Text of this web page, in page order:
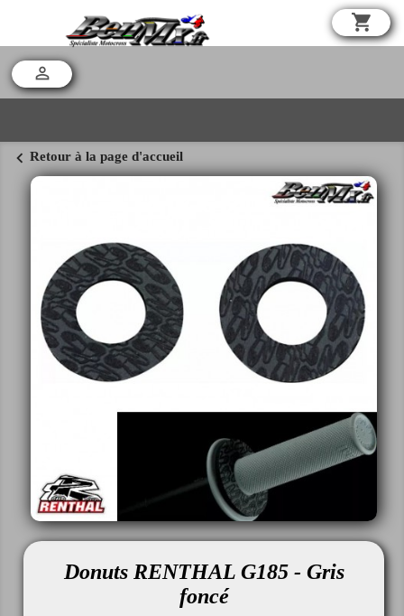
shopping_cart

chevron_left Retour à la page d'accueil
Donuts RENTHAL G185 - Gris
foncé